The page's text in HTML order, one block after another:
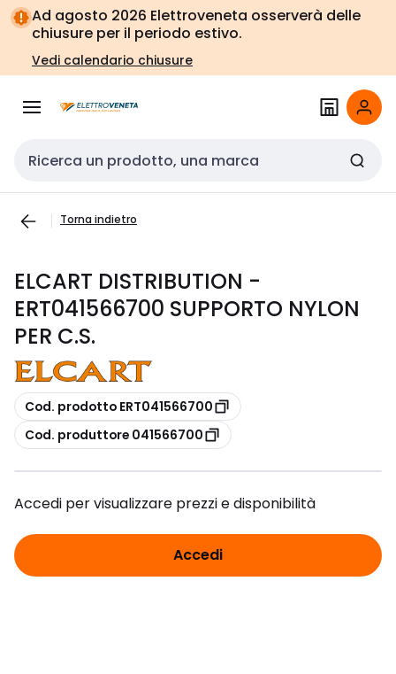
Vai alla
navigazione
Vai
alla
pagina
Ad agosto 2026 Elettroveneta osserverà delle
chiusure per il periodo estivo.
Vedi calendario chiusure
Cerca input
Torna indietro
ELCART DISTRIBUTION -
ERT041566700 SUPPORTO NYLON
PER C.S.
copia
Cod. prodotto ERT041566700
copia
Cod. produttore 041566700
Accedi per visualizzare prezzi e disponibilità
Accedi